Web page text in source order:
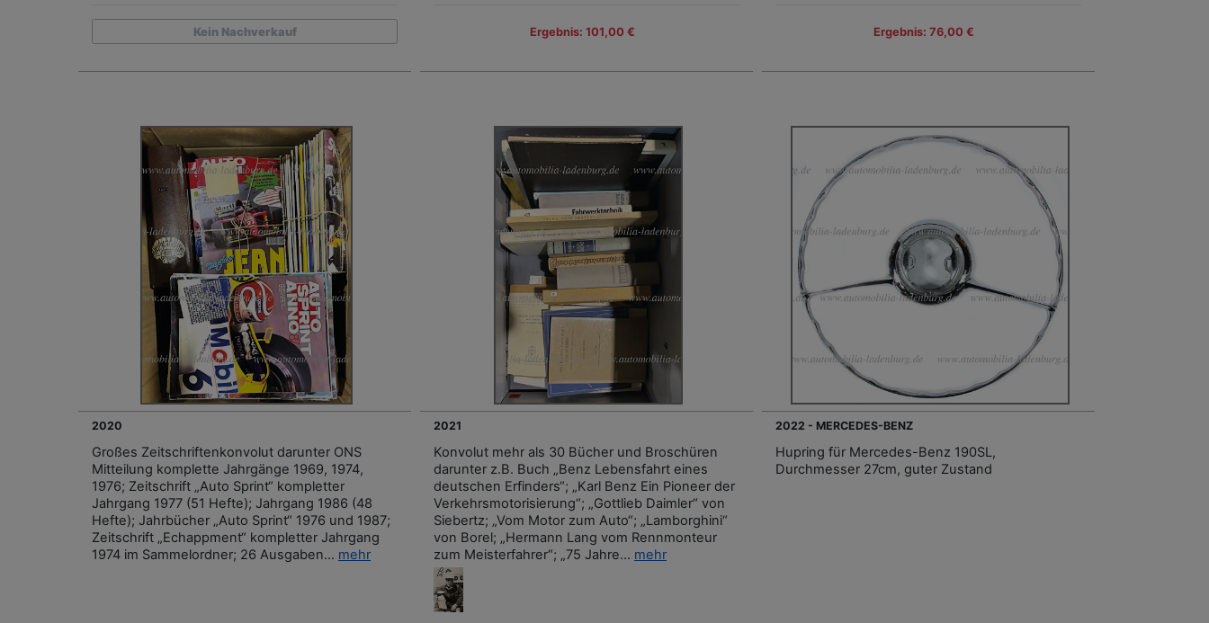
Kein Nachverkauf Ergebnis: 101,00 € Ergebnis: 76,00 €
2020
Großes Zeitschriftenkonvolut darunter ONS
Mitteilung komplette Jahrgänge 1969, 1974,
1976; Zeitschrift „Auto Sprint“ kompletter
Jahrgang 1977 (51 Hefte); Jahrgang 1986 (48
Hefte); Jahrbücher „Auto Sprint“ 1976 und 1987;
Zeitschrift „Echappment“ kompletter Jahrgang
1974 im Sammelordner; 26 Ausgaben... mehr
2021
Konvolut mehr als 30 Bücher und Broschüren
darunter z.B. Buch „Benz Lebensfahrt eines
deutschen Erfinders“; „Karl Benz Ein Pioneer der
Verkehrsmotorisierung“; „Gottlieb Daimler“ von
Siebertz; „Vom Motor zum Auto“; „Lamborghini“
von Borel; „Hermann Lang vom Rennmonteur
zum Meisterfahrer“; „75 Jahre... mehr
2022 - MERCEDES-BENZ
Hupring für Mercedes-Benz 190SL,
Durchmesser 27cm, guter Zustand